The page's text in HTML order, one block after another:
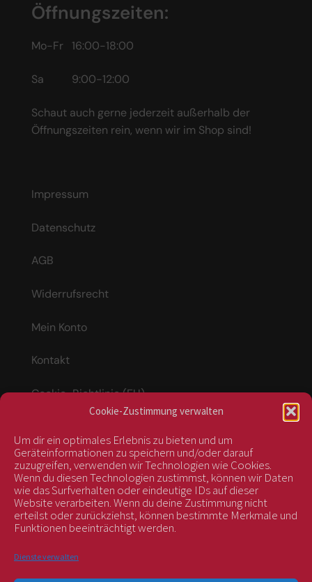
Cookie-Zustimmung verwalten
Um dir ein optimales Erlebnis zu bieten und um
Geräteinformationen zu speichern und/oder darauf
zuzugreifen, verwenden wir Technologien wie Cookies.
Wenn du diesen Technologien zustimmst, können wir Daten
wie das Surfverhalten oder eindeutige IDs auf dieser
Website verarbeiten. Wenn du deine Zustimmung nicht
erteilst oder zurückziehst, können bestimmte Merkmale und
Funktionen beeinträchtigt werden.
Dienste verwalten
Öffnungszeiten:
Mo-Fr 16:00-18:00
Sa 9:00-12:00
Schaut auch gerne jederzeit außerhalb der
Öffnungszeiten rein, wenn wir im Shop sind!
Impressum
Datenschutz
AGB
Widerrufsrecht
Mein Konto
Kontakt
Cookie-Richtlinie (EU)
Vertrag widerrufen
kontrolliert durch: